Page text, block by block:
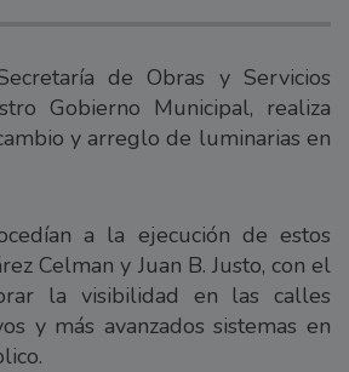
de Obras y Servicios
Gobierno Municipal, realiza
y arreglo de luminarias en
a la ejecución de estos
Celman y Juan B. Justo, con el
la visibilidad en las calles
y más avanzados sistemas en